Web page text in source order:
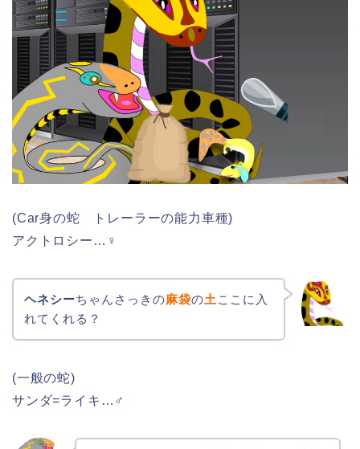
(Car身の蛇 トレーラーの能力車種)
アクトロシー…♀
ヘネシーちゃんさっきの麻袋の土 ここに入
れてくれる？
(一般の蛇)
サンダ=ライキ…♂